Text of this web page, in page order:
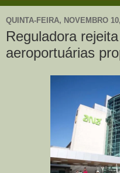
QUINTA-FEIRA, NOVEMBRO
Reguladora
aeroportuárias